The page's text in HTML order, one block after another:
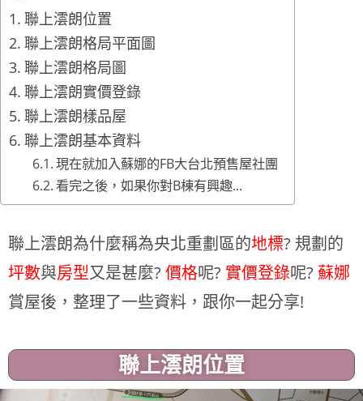
聯上澐朗位置
聯上澐朗格局平面圖
聯上澐朗格局圖
聯上澐朗實價登錄
聯上澐朗樣品屋
聯上澐朗基本資料
現在就加入蘇娜的FB大台北預售屋社團
看完之後，如果你對B棟有興趣...
聯上澐朗為什麼稱為央北重劃區的地標? 規劃的
坪數與房型又是甚麼? 價格呢? 實價登錄呢? 蘇娜
賞屋後，整理了一些資料，跟你一起分享!
聯上澐朗位置